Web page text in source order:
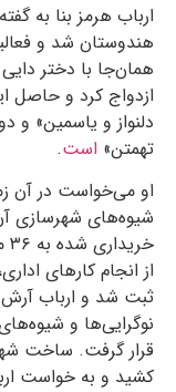
ارباب هرمز بنا به
هندوستان شد و
همان‌جا با دختر
ازدواج کرد و حاصل
دلنواز و یاسمین» و
تهمتن» است.
او می‌خواست در آن
شیوه‌های شهرسازی
خریداری شده به ۳۶
از انجام کارهای
ثبت شد و ارباب
نوگرایی‌ها و
قرار گرفت. ساخت
کشید و به خواست